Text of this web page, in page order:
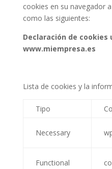
cookies en su navegador
como las siguientes:
Declaración de cookies
www.miempresa.es
Lista de cookies y la
Tipo
Necessary
Functional